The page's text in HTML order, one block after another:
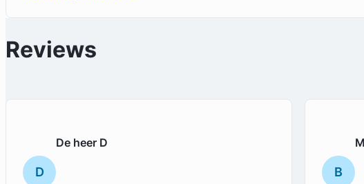
Reviews
D
De heer D
B